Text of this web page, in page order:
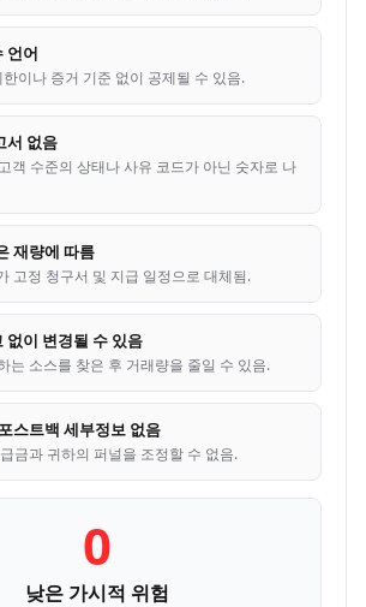
언어
이나 증거 기준 없이 공제될 수 있음.
서 없음
객 수준의 상태나 사유 코드가 아닌 숫자로 나
재량에 따름
고정 청구서 및 지급 일정으로 대체됨.
없이 변경될 수 있음
는 소스를 찾은 후 거래량을 줄일 수 있음.
스트백 세부정보 없음
금과 귀하의 퍼널을 조정할 수 없음.
0
낮은 가시적 위험